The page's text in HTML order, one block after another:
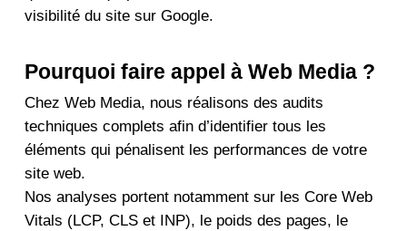
visibilité du site sur Google.
Pourquoi faire appel à Web Media ?
Chez Web Media, nous réalisons des audits
techniques complets afin d’identifier tous les
éléments qui pénalisent les performances de votre
site web.
Nos analyses portent notamment sur les Core Web
Vitals (LCP, CLS et INP), le poids des pages, le